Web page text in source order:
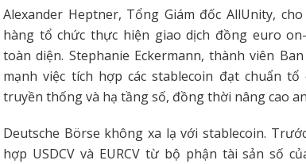
Alexander Heptner, Tổng Giám đốc AllUnity,
hàng tổ chức thực hiện giao dịch đồng euro
toàn diện. Stephanie Eckermann, thành viên
mạnh việc tích hợp các stablecoin đạt chuẩn
truyền thống và hạ tầng số, đồng thời nâng cao
Deutsche Börse không xa lạ với stablecoin.
hợp USDCV và EURCV từ bộ phận tài sản số